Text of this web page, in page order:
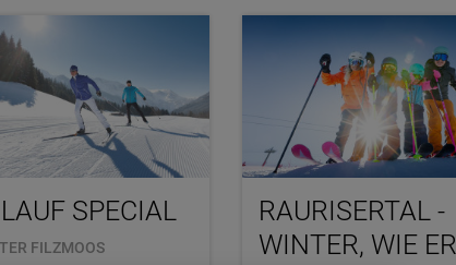
SPECIAL
FILZMOOS
RAURISERTAL -
WINTER, WIE ER